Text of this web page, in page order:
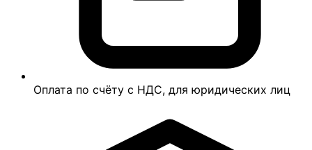
Оплата по счёту с НДС, для юридических лиц